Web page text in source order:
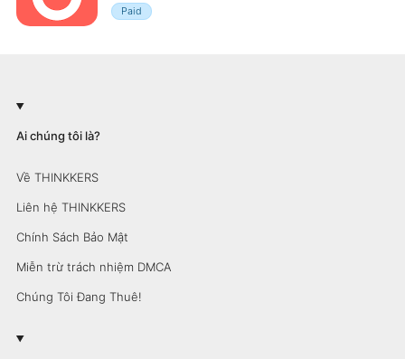
Paid
Ai chúng tôi là?
Về THINKKERS
Liên hệ THINKKERS
Chính Sách Bảo Mật
Miễn trừ trách nhiệm DMCA
Chúng Tôi Đang Thuê!